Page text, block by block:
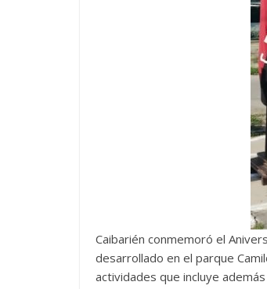
Caibarién conmemoró el
desarrollado en el parque
actividades que incluye